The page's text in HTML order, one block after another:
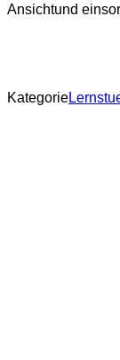
Ansichtund
Kategorie